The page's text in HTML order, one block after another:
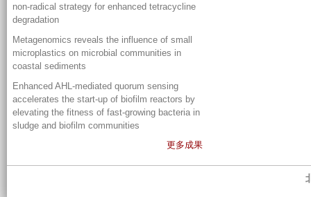
non-radical strategy for enhanced tetracycline
degradation
Metagenomics reveals the influence of small
microplastics on microbial communities in
coastal sediments
Enhanced AHL-mediated quorum sensing
accelerates the start-up of biofilm reactors by
elevating the fitness of fast-growing bacteria in
sludge and biofilm communities
更多成果